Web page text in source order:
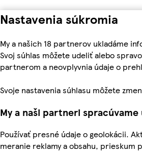
Nastavenia súkromia
My a našich 18 partnerov ukladáme
Svoj súhlas môžete udeliť alebo
partnerom a neovplyvnia údaje o
Svoje nastavenia súhlasu môžete
My a naši partneri
Používať presné údaje o geolokácii.
meranie reklamy a obsahu, prieskum